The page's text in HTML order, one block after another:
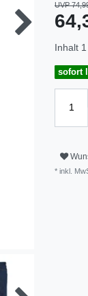
UVP
Inhalt 1
sofort
* inkl.